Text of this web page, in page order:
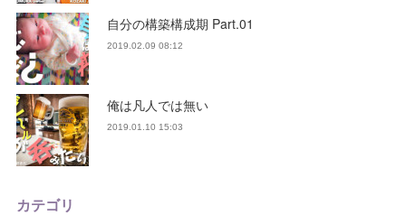
自分の構築構成期 Part.01
2019.02.09 08:12
俺は凡人では無い
2019.01.10 15:03
カテゴリ